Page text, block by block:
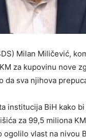
Milan Miličević,
za kupovinu nove
sva njihova
institucija BiH kako
za 99,5 miliona
vlast na nivou